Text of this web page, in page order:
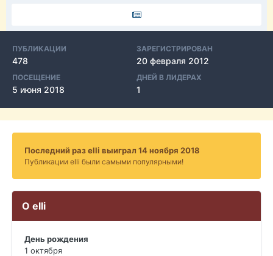
ПУБЛИКАЦИИ
478
ЗАРЕГИСТРИРОВАН
20 февраля 2012
ПОСЕЩЕНИЕ
5 июня 2018
ДНЕЙ В ЛИДЕРАХ
1
Последний раз elli выиграл 14 ноября 2018
Публикации elli были самыми популярными!
О elli
День рождения
1 октября